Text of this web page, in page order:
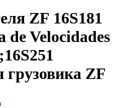
ZF 16S181
de Velocidades
грузовика ZF